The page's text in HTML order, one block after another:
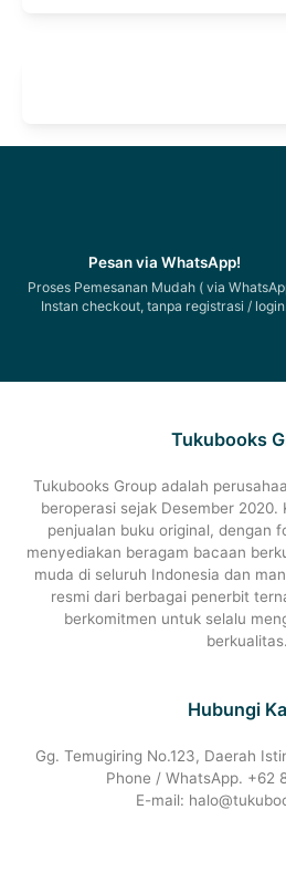
Pesan via WhatsApp!
Proses Pemesanan Mudah ( via
Instan checkout, tanpa registrasi / login.
Tukubooks
Tukubooks Group adalah
beroperasi sejak Desember 2020.
penjualan buku original, dengan
menyediakan beragam bacaan
muda di seluruh Indonesia dan
resmi dari berbagai penerbit
berkomitmen untuk selalu
berkualitas.
Hubungi
Gg. Temugiring No.123, Daerah
Phone / WhatsApp. +62
E-mail: